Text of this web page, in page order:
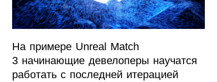
На примере Unreal Match
3 начинающие девелоперы научатся
работать с последней итерацией